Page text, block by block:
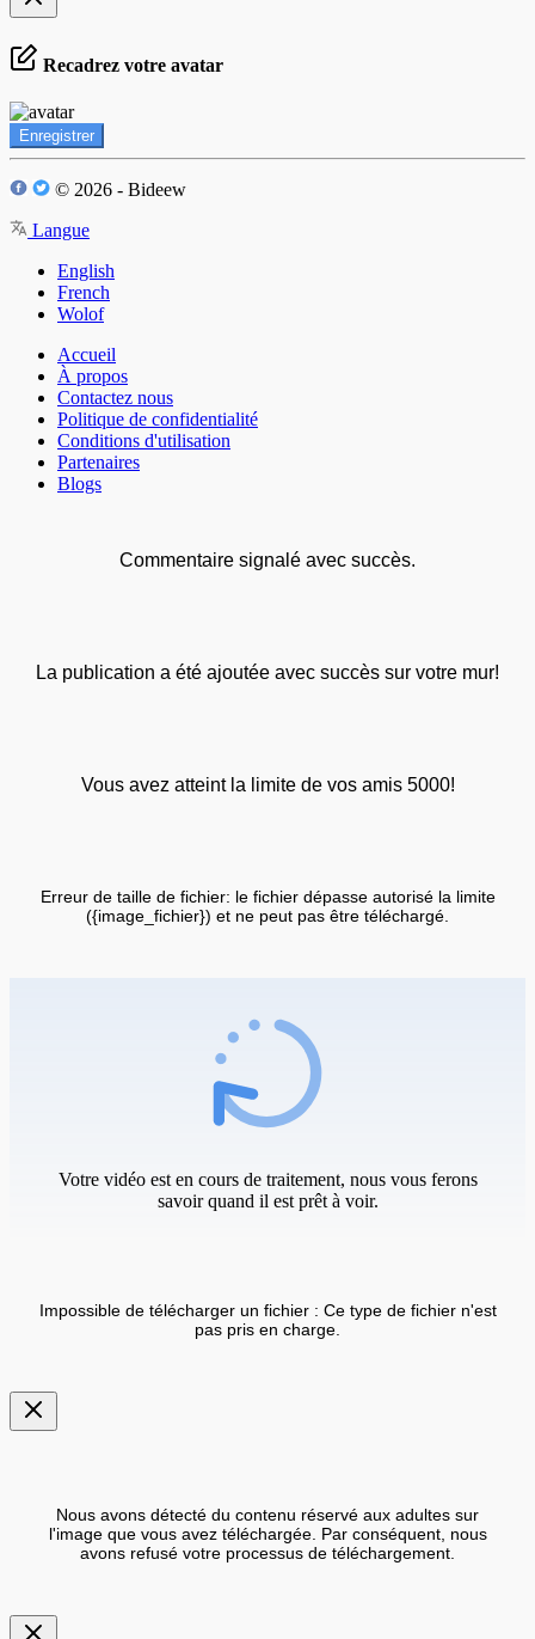
Recadrez votre avatar
Enregistrer
© 2026 - Bideew
Langue
English
French
Wolof
Accueil
À propos
Contactez nous
Politique de confidentialité
Conditions d'utilisation
Partenaires
Blogs
Commentaire signalé avec succès.
La publication a été ajoutée avec succès sur votre mur!
Vous avez atteint la limite de vos amis 5000!
Erreur de taille de fichier: le fichier dépasse autorisé la limite
({image_fichier}) et ne peut pas être téléchargé.
Votre vidéo est en cours de traitement, nous vous ferons
savoir quand il est prêt à voir.
Impossible de télécharger un fichier : Ce type de fichier n'est
pas pris en charge.
Nous avons détecté du contenu réservé aux adultes sur
l'image que vous avez téléchargée. Par conséquent, nous
avons refusé votre processus de téléchargement.